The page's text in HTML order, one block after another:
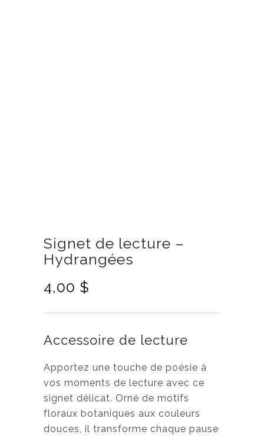
Signet de lecture –
Hydrangées
4,00 $
Accessoire de lecture
Apportez une touche de poésie à
vos moments de lecture avec ce
signet délicat. Orné de motifs
floraux botaniques aux couleurs
douces, il transforme chaque pause